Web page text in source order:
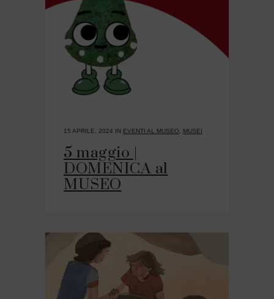
15 APRILE, 2024 IN EVENTI AL MUSEO MUSEI
5 maggio |
DOMENICA al
MUSEO